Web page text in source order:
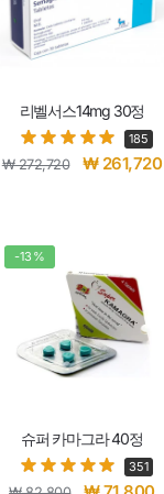
리벨서스14mg 30정
185
₩272,720 ₩261,720
-13%
슈퍼 카마그라 40정
351